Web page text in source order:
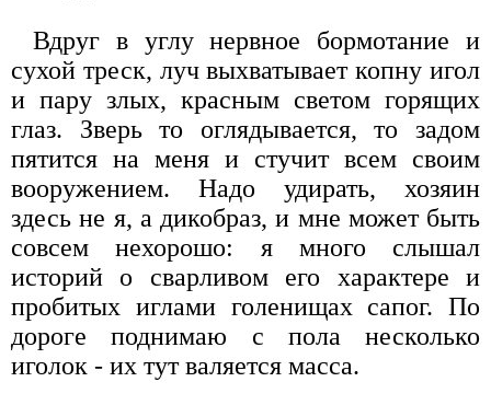
Вдруг в углу нервное бормотание и
сухой треск, луч выхватывает копну игол
и пару злых, красным светом горящих
глаз. Зверь то оглядывается, то задом
пятится на меня и стучит всем своим
вооружением. Надо удирать, хозяин
здесь не я, а дикобраз, и мне может быть
совсем нехорошо: я много слышал
историй о сварливом его характере и
пробитых иглами голенищах сапог. По
дороге поднимаю с пола несколько
иголок - их тут валяется масса.